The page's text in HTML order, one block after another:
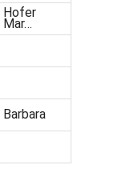
Hofer
Mar…
Barbara